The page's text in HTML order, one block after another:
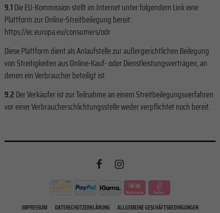
9.1Die EU-Kommission stellt im Internet unter folgendem Link eine
Plattform zur Online-Streitbeilegung bereit:
https://ec.europa.eu/consumers/odr
Diese Plattform dient als Anlaufstelle zur außergerichtlichen Beilegung
von Streitigkeiten aus Online-Kauf- oder Dienstleistungsverträgen, an
denen ein Verbraucher beteiligt ist.
9.2Der Verkäufer ist zur Teilnahme an einem Streitbeilegungsverfahren
vor einer Verbraucherschlichtungsstelle weder verpflichtet noch bereit.
IMPRESSUM DATENSCHUTZERKLÄRUNG ALLGEMEINE GESCHÄFTSBEDINGUNGEN